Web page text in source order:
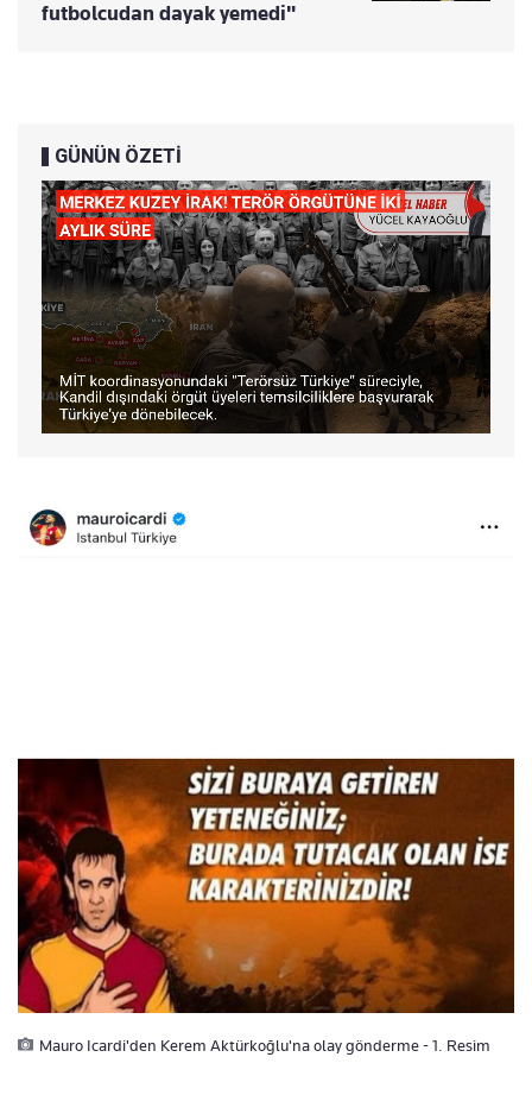
futbolcudan dayak yemedi"
GÜNÜN ÖZETİ
Mauro Icardi'den Kerem Aktürkoğlu'na olay gönderme - 1. Resim